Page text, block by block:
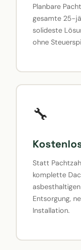
Planbare
gesamte 25-
solideste
ohne
🔧
Statt
komplette
Entsorgung,
Installation.